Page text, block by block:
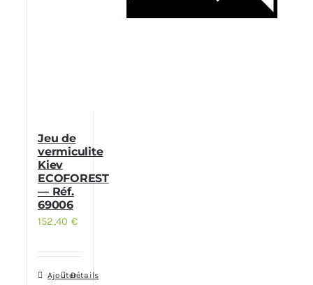
Jeu de
vermiculite
Kiev
ECOFOREST
— Réf.
69006
152,40 €
AjouterDétails